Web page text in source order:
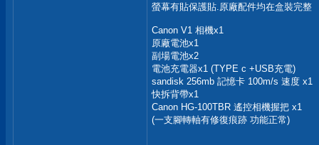
螢幕有貼保護貼.原廠配件均在盒裝完整
Canon V1 相機x1
原廠電池x1
副場電池x2
電池充電器x1 (TYPE c +USB充電)
sandisk 256mb 記憶卡 100m/s 速度 x1
快拆背帶x1
Canon HG-100TBR 遙控相機握把 x1
(一支腳轉軸有修復痕跡 功能正常)